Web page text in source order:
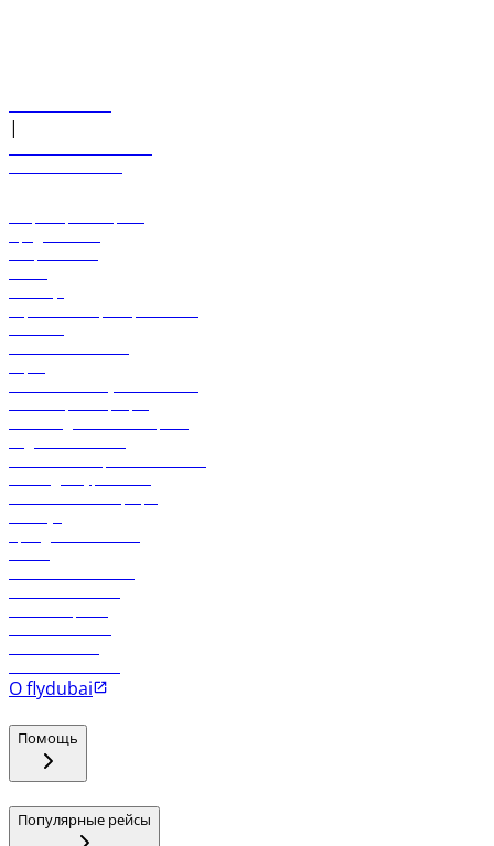
|
О flydubai
Помощь
Популярные рейсы